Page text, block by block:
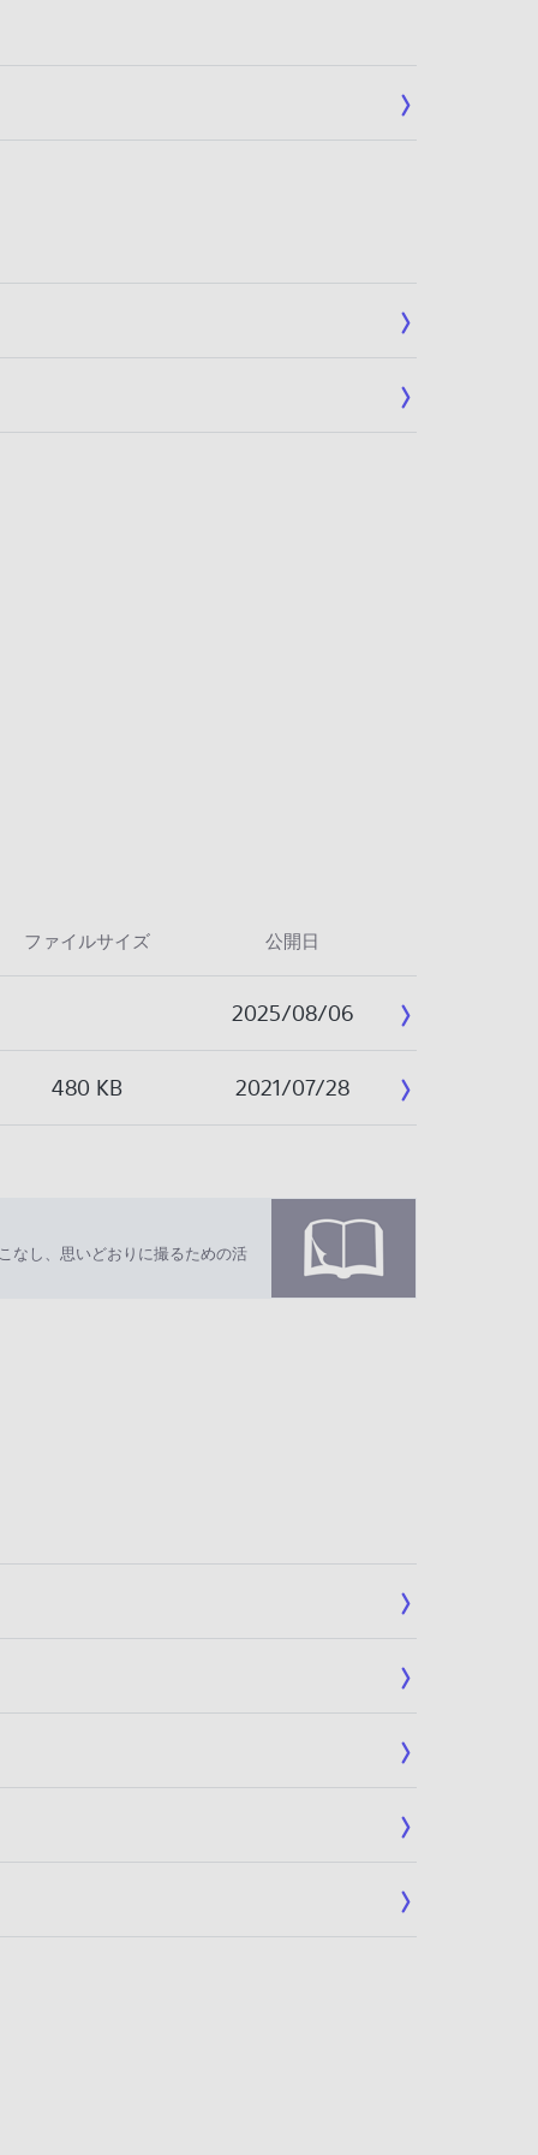
ファイルサイズ 公開日
2025/08/06
480 KB 2021/07/28
なし、思いどおりに撮るための活